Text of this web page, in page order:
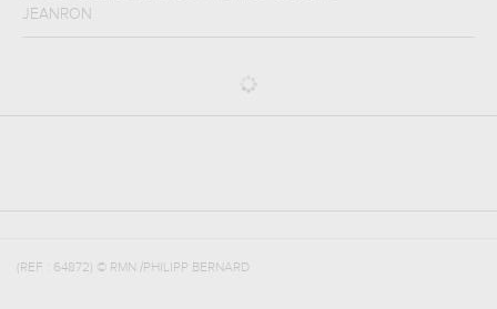
JEANRON
(REF : 64872) © RMN /PHILIPP BERNARD